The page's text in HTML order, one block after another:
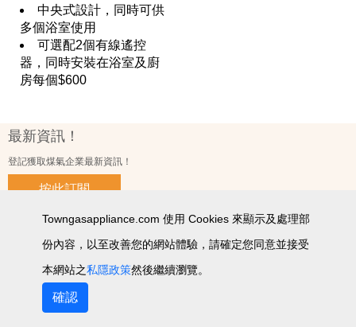
中央式設計，同時可供
多個浴室使用
可選配2個有線遙控
器，同時安裝在浴室及廚
房每個$600
最新資訊！
登記獲取煤氣企業最新資訊！
按此訂閱
使用條款及細則 私隱政策聲明
個人資料收集聲明
Towngasappliance.com 使用 Cookies 來顯示及處理部
份內容，以至改善您的網站體驗，請確定您同意並接受
本網站之私隱政策然後繼續瀏覽。
確認